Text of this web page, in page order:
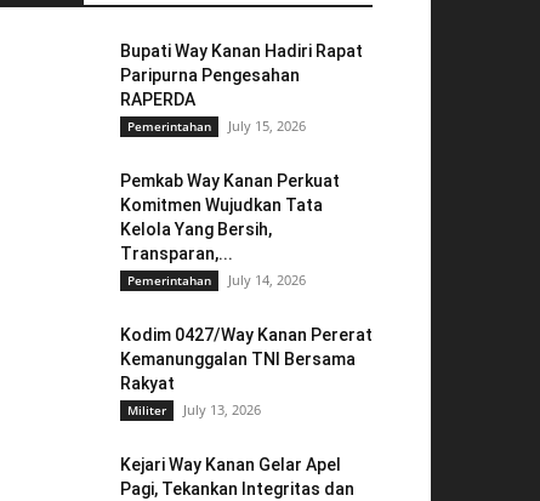
Bupati Way Kanan Hadiri Rapat
Paripurna Pengesahan
RAPERDA
Pemerintahan July 15, 2026
Pemkab Way Kanan Perkuat
Komitmen Wujudkan Tata
Kelola Yang Bersih,
Transparan,...
Pemerintahan July 14, 2026
Kodim 0427/Way Kanan Pererat
Kemanunggalan TNI Bersama
Rakyat
Militer July 13, 2026
Kejari Way Kanan Gelar Apel
Pagi, Tekankan Integritas dan